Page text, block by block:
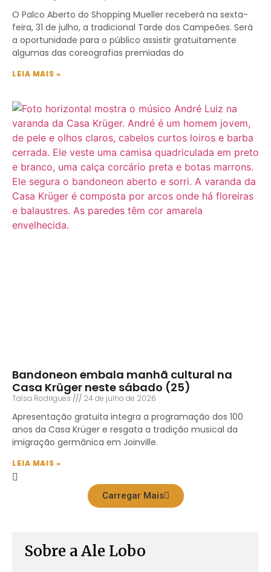
O Palco Aberto do Shopping Mueller receberá na sexta-
feira, 31 de julho, a tradicional Tarde dos Campeões. Será
a oportunidade para o público assistir gratuitamente
algumas das coreografias premiadas do
LEIA MAIS »
Bandoneon embala manhã cultural na
Casa Krüger neste sábado (25)
Taísa Rodrigues 24 de julho de 2026
Apresentação gratuita integra a programação dos 100
anos da Casa Krüger e resgata a tradição musical da
imigração germânica em Joinville.
LEIA MAIS »
Carregar Mais
Sobre a Ale Lobo